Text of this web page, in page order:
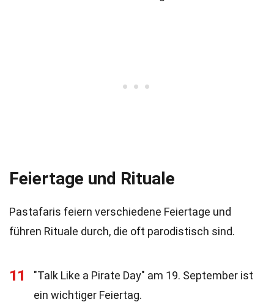
Feiertage und Rituale
Pastafaris feiern verschiedene Feiertage und
führen Rituale durch, die oft parodistisch sind.
11
"Talk Like a Pirate Day" am 19. September ist
ein wichtiger Feiertag.